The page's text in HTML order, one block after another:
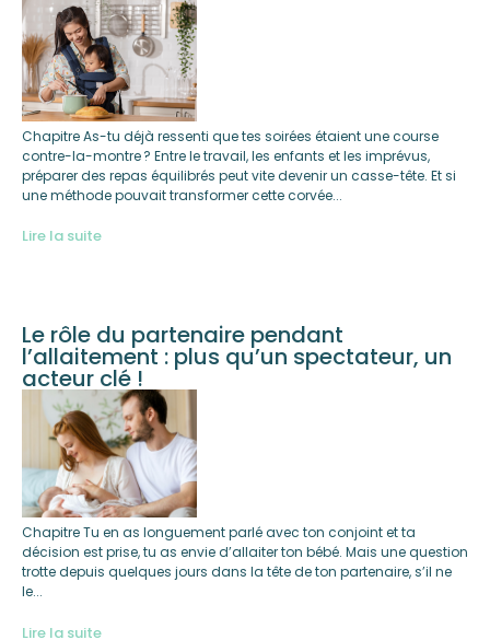
Chapitre As-tu déjà ressenti que tes soirées étaient une course
contre-la-montre ? Entre le travail, les enfants et les imprévus,
préparer des repas équilibrés peut vite devenir un casse-tête. Et si
une méthode pouvait transformer cette corvée...
Lire la suite
Le rôle du partenaire pendant
l’allaitement : plus qu’un spectateur, un
acteur clé !
Chapitre Tu en as longuement parlé avec ton conjoint et ta
décision est prise, tu as envie d’allaiter ton bébé. Mais une question
trotte depuis quelques jours dans la tête de ton partenaire, s’il ne
le...
Lire la suite